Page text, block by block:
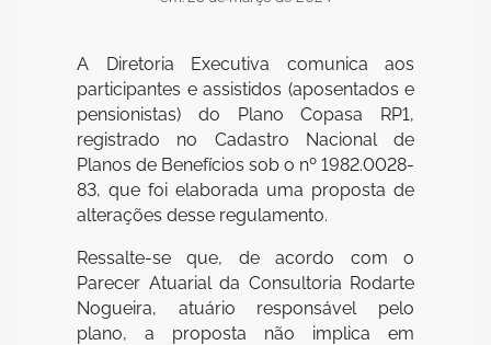
A Diretoria Executiva comunica aos
participantes e assistidos (aposentados e
pensionistas) do Plano Copasa RP1,
registrado no Cadastro Nacional de
Planos de Benefícios sob o nº 1982.0028-
83, que foi elaborada uma proposta de
alterações desse regulamento.
Ressalte-se que, de acordo com o
Parecer Atuarial da Consultoria Rodarte
Nogueira, atuário responsável pelo
plano, a proposta não implica em